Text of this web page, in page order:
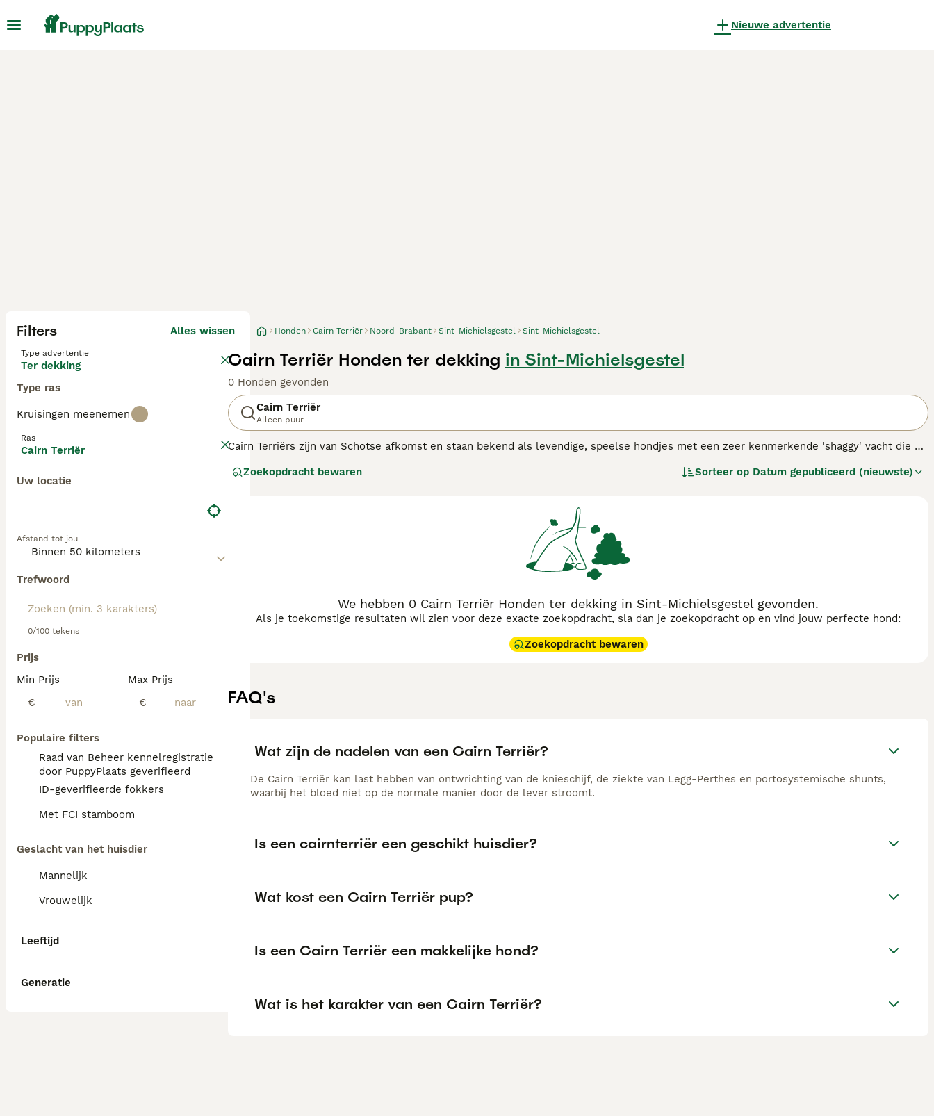
Nieuwe advertentie
Filters Alles wissen
Type advertentie
Ter dekking
Type ras
Kruisingen meenemen
Ras
Cairn Terriër
Uw locatie
Afstand tot jou
Trefwoord
0/100 tekens
Prijs
Min Prijs
€
Max Prijs
€
Populaire filters
Raad van Beheer kennelregistratie
door PuppyPlaats geverifieerd
ID-geverifieerde fokkers
Met FCI stamboom
Geslacht van het huisdier
Mannelijk
Vrouwelijk
Leeftijd
Generatie
Honden Cairn Terriër Noord-Brabant Sint-Michielsgestel Sint-Michielsgestel
Cairn Terriër Honden ter dekking in Sint-Michielsgestel
0 Honden gevonden
Cairn Terriër
Alleen puur
Cairn Terriërs zijn van Schotse afkomst en staan bekend als levendige, speelse hondjes met een zeer kenmerkende 'shaggy' vacht die er
populair als gezinshond. Dit dankzij hun ondeugende uiterlijk en gehechtheid aan hun eigenaren.
Zoekopdracht bewaren Sorteer op Datum gepubliceerd (nieuwste)
We hebben 0 Cairn Terriër Honden ter dekking in Sint-Michielsgestel gevonden.
Als je toekomstige resultaten wil zien voor deze exacte zoekopdracht, sla dan je zoekopdracht op en vind jouw perfecte hond:
Zoekopdracht bewaren
FAQ's
Wat zijn de nadelen van een Cairn Terriër?
De Cairn Terriër kan last hebben van ontwrichting van de knieschijf, de ziekte van Legg-Perthes en portosystemische shunts,
waarbij het bloed niet op de normale manier door de lever stroomt.
Is een cairnterriër een geschikt huisdier?
Wat kost een Cairn Terriër pup?
Is een Cairn Terriër een makkelijke hond?
Wat is het karakter van een Cairn Terriër?